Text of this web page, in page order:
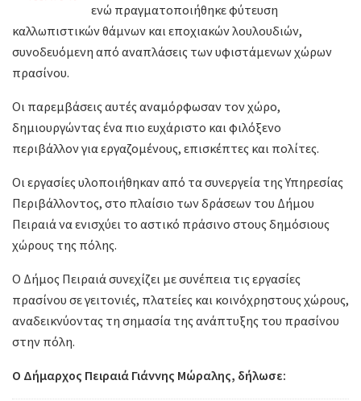
ενώ πραγματοποιήθηκε φύτευση
καλλωπιστικών θάμνων και εποχιακών λουλουδιών,
συνοδευόμενη από αναπλάσεις των υφιστάμενων χώρων
πρασίνου.
Οι παρεμβάσεις αυτές αναμόρφωσαν τον χώρο,
δημιουργώντας ένα πιο ευχάριστο και φιλόξενο
περιβάλλον για εργαζομένους, επισκέπτες και πολίτες.
Οι εργασίες υλοποιήθηκαν από τα συνεργεία της Υπηρεσίας
Περιβάλλοντος, στο πλαίσιο των δράσεων του Δήμου
Πειραιά να ενισχύει το αστικό πράσινο στους δημόσιους
χώρους της πόλης.
Ο Δήμος Πειραιά συνεχίζει με συνέπεια τις εργασίες
πρασίνου σε γειτονιές, πλατείες και κοινόχρηστους χώρους,
αναδεικνύοντας τη σημασία της ανάπτυξης του πρασίνου
στην πόλη.
Ο Δήμαρχος Πειραιά Γιάννης Μώραλης, δήλωσε: